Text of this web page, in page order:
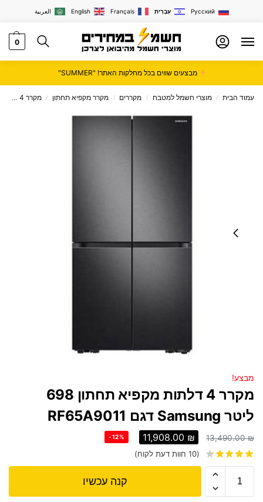
العربية English Français עִבְרִית Русский
0
מבצעים שווים בכל מחלקות האתר! "SUMMER"
עמוד הבית / מוצרי חשמל למטבח / מקררים / מקרר מקפיא תחתון / מקרר 4 דלתות
מבצע!
מקרר 4 דלתות ‏מקפיא תחתון 698
ליטר Samsung דגם RF65A9011
13,490.00₪
11,908.00 ₪
-12%
(
10 חוות דעת לקוח)
קנה עכשיו